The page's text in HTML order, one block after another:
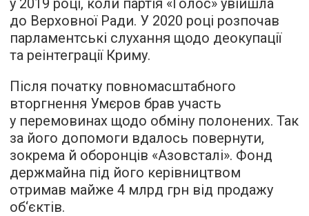
до Верховної Ради. У 2020 році розпочав
парламентські слухання щодо деокупації
та реінтеграції Криму.
Після початку повномасштабного
вторгнення Умєров брав участь
у перемовинах щодо обміну полонених. Так
за його допомоги вдалось повернути,
зокрема й оборонців «Азовсталі». Фонд
держмайна під його керівництвом
отримав майже 4 млрд грн від продажу
об‘єктів.